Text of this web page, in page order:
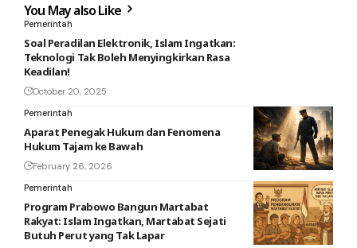
You May also Like
Pemerintah
Soal Peradilan Elektronik, Islam Ingatkan:
Teknologi Tak Boleh Menyingkirkan Rasa
Keadilan!
October 20, 2025
Pemerintah
Aparat Penegak Hukum dan Fenomena
Hukum Tajam ke Bawah
February 26, 2026
Pemerintah
Program Prabowo Bangun Martabat
Rakyat: Islam Ingatkan, Martabat Sejati
Butuh Perut yang Tak Lapar